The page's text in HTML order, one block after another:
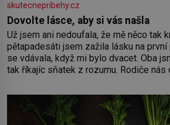
skutecnepribehy.cz
Dovolte lásce, aby si vás našla
Už jsem ani nedoufala, že mě něco tak
pětapadesáti jsem zažila lásku na
se vdávala, když mi bylo dvacet. Oba
tak říkajíc sňatek z rozumu. Rodiče nás
oběma moc nesvědčilo, brzy jsme